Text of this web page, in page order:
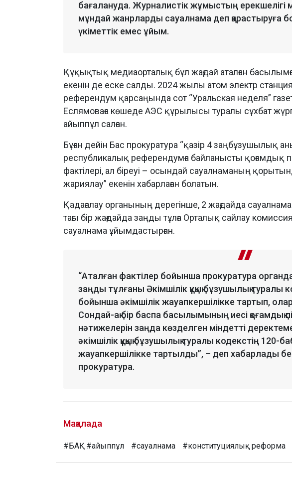
бағалануда. Журналистік жұмыстың ерекшелігі
мұндай жанрларды сауалнама деп қарастыруға
үкіметтік емес ұйым.
Құқықтық медиаорталық бұл жағдай аталған
екенін де еске салды. 2024 жылы атом электр
референдум қарсаңында сот “Уральская неделя”
Еслямоваға көшеде АЭС құрылысы туралы сұхбат
айыппұл салған.
Бұған дейін Бас прокуратура “қазір 4 заңбұзушылық
республикалық референдумға байланысты қоғамдық
фактілері, ал біреуі – осындай сауалнаманың
жариялау” екенін хабарлаған болатын.
Қадағалау органының дерегінше, 2 жағдайда
тағы бір жағдайда заңды тұлға Орталық сайлау
сауалнама ұйымдастырған.
“Аталған фактілер бойынша прокуратура
заңды тұлғаны Әкімшілік құқық бұзушылық туралы
бойынша әкімшілік жауапкершілікке тартып,
Сондай-ақ бір баспа басылымының иесі қоғамдық
нәтижелерін заңда көзделген міндетті
әкімшілік құқық бұзушылық туралы кодекстің 120-
жауапкершілікке тартылды”, – деп хабарлады
прокуратура.
Мақалада
#БАҚ #айыппұл #сауалнама #конституциялық реформа